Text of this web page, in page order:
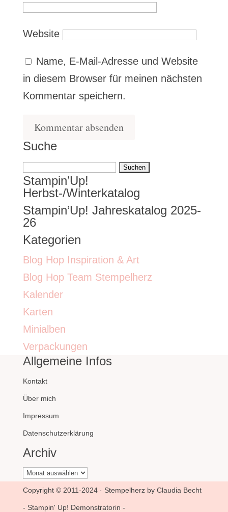
Website
Name, E-Mail-Adresse und Website
in diesem Browser für meinen nächsten
Kommentar speichern.
Suche
Suchen
nach:
Stampin’Up!
Herbst-/Winterkatalog
Stampin’Up! Jahreskatalog 2025-
26
Kategorien
Blog Hop Inspiration & Art
Blog Hop Team Stempelherz
Kalender
Karten
Minialben
Verpackungen
Allgemeine Infos
Kontakt
Über mich
Impressum
Datenschutzerklärung
Archiv
Archiv
Copyright © 2011-2024 · Stempelherz by Claudia Becht
- Stampin' Up! Demonstratorin -